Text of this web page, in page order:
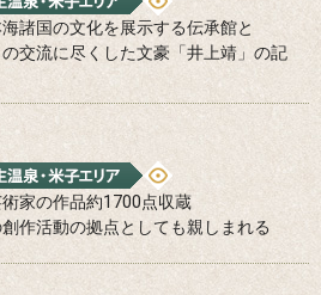
諸国の文化を展示する伝承館と
交流に尽くした文豪「井上靖」の記
家の作品約1700点収蔵
作活動の拠点としても親しまれる